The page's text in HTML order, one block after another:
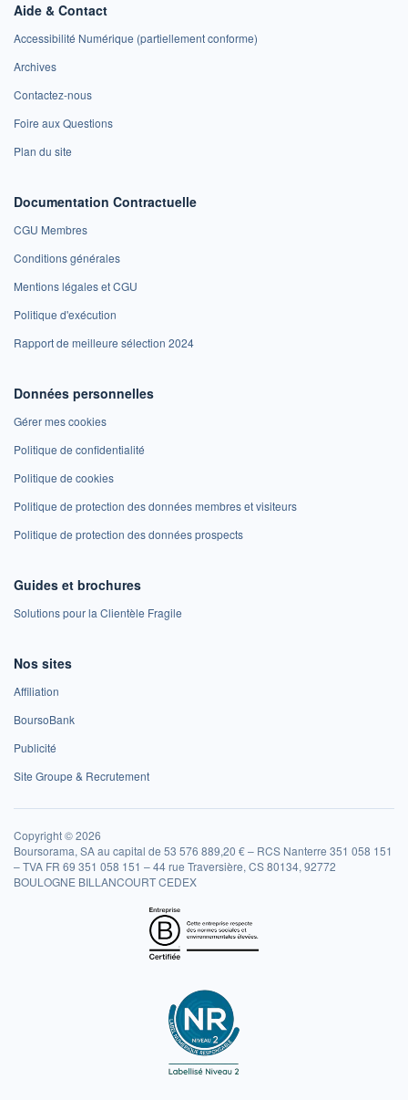
Aide & Contact
Accessibilité Numérique (partiellement conforme)
Archives
Contactez-nous
Foire aux Questions
Plan du site
Documentation Contractuelle
CGU Membres
Conditions générales
Mentions légales et CGU
Politique d'exécution
Rapport de meilleure sélection 2024
Données personnelles
Gérer mes cookies
Politique de confidentialité
Politique de cookies
Politique de protection des données membres et visiteurs
Politique de protection des données prospects
Guides et brochures
Solutions pour la Clientèle Fragile
Nos sites
Affiliation
BoursoBank
Publicité
Site Groupe & Recrutement
Copyright © 2026
Boursorama, SA au capital de 53 576 889,20 € – RCS Nanterre 351 058 151
– TVA FR 69 351 058 151 – 44 rue Traversière, CS 80134, 92772
BOULOGNE BILLANCOURT CEDEX